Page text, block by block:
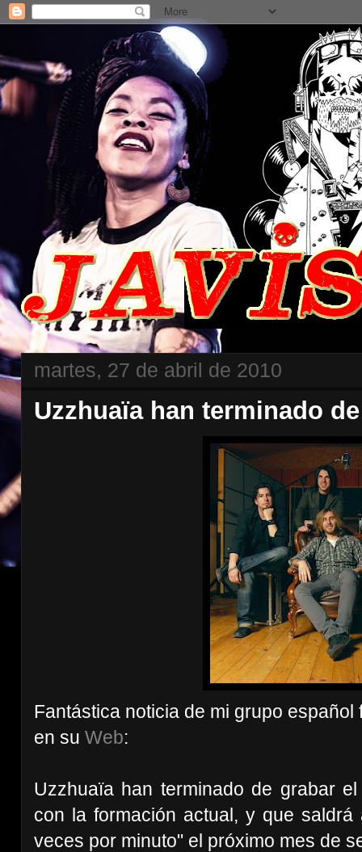
martes, 27 de abril de 2010
Uzzhuaïa han terminado
Fantástica noticia de mi grupo
en su Web:
Uzzhuaïa han terminado de grabar
con la formación actual, y que
veces por minuto" el próximo mes de